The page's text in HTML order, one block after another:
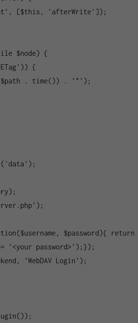
$password){ return
'<your password>');});
'WebDAV Login');